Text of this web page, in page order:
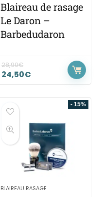
Blaireau de rasage
Le Daron –
Barbedudaron
28,90€
24,50€
- 15%
BLAIREAU RASAGE